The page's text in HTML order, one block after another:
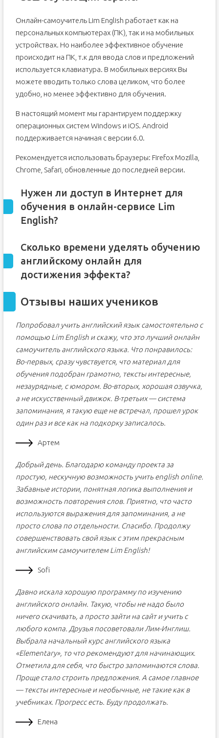
Онлайн-самоучитель Lim English работает как на
персональных компьютерах (ПК), так и на мобильных
устройствах. Но наиболее эффективное обучение
происходит на ПК, т.к для ввода слов и предложений
используется клавиатура. В мобильных версиях Вы
можете вводить только слова целиком, что более
удобно, но менее эффективно для обучения.
В настоящий момент мы гарантируем поддержку
операционных систем Windows и iOS. Android
поддерживается начиная с версии 6.0.
Рекомендуется использовать браузеры: Firefox Mozilla,
Chrome, Safari, обновленные до последней версии.
Нужен ли доступ в Интернет для
обучения в онлайн-сервисе Lim
English?
Сколько времени уделять обучению
английскому онлайн для
достижения эффекта?
Отзывы наших учеников
Попробовал учить английский язык самостоятельно с
помощью Lim English и скажу, что это лучший онлайн
самоучитель английского языка. Что понравилось:
Во-первых, сразу чувствуется, что материал для
обучения подобран грамотно, тексты интересные,
незаурядные, с юмором. Во-вторых, хорошая озвучка,
а не искусственный движок. В-третьих — система
запоминания, я такую еще не встречал, прошел урок
один раз и все как на подкорку записалось.
Артем
Добрый день. Благодарю команду проекта за
простую, нескучную возможность учить english online.
Забавные истории, понятная логика выполнения и
возможность повторения слов. Приятно, что часто
используются выражения для запоминания, а не
просто слова по отдельности. Спасибо. Продолжу
совершенствовать свой язык с этим прекрасным
английским самоучителем Lim English!
Sofi
Давно искала хорошую программу по изучению
английского онлайн. Такую, чтобы не надо было
ничего скачивать, а просто зайти на сайт и учить с
любого компа. Друзья посоветовали Лим-Инглиш.
Выбрала начальный курс английского языка
«Elementary», то что рекомендуют для начинающих.
Отметила для себя, что быстро запоминаются слова.
Проще стало строить предложения. А самое главное
— тексты интересные и необычные, не такие как в
учебниках. Прогресс есть. Буду продолжать.
Елена